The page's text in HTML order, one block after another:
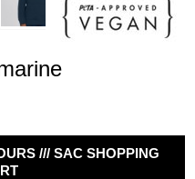
/// SAC SHOPPING